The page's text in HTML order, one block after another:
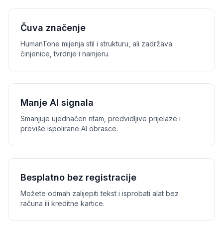
Čuva značenje
HumanTone mijenja stil i strukturu, ali zadržava
činjenice, tvrdnje i namjeru.
Manje AI signala
Smanjuje ujednačen ritam, predvidljive prijelaze i
previše ispolirane AI obrasce.
Besplatno bez registracije
Možete odmah zalijepiti tekst i isprobati alat bez
računa ili kreditne kartice.